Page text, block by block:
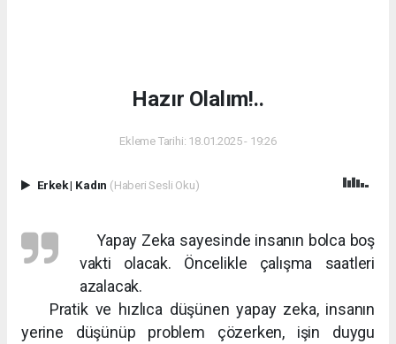
Hazır Olalım!..
Ekleme Tarihi: 18.01.2025 - 19:26
Erkek| Kadın (Haberi Sesli Oku)
Yapay Zeka sayesinde insanın bolca boş
vakti olacak. Öncelikle çalışma saatleri
azalacak.
Pratik ve hızlıca düşünen yapay zeka, insanın
yerine düşünüp problem çözerken, işin duygu